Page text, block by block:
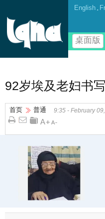
English .
桌面版
92岁埃及老妇书
首页 普通 9:35 - February